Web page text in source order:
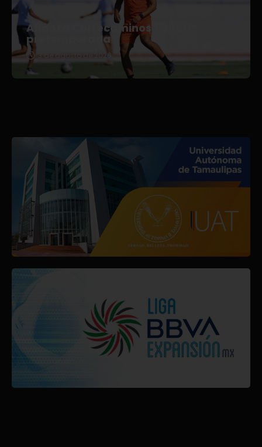
Afianza Correcaminos TDP su
pretemporada
3 de agosto de 2026